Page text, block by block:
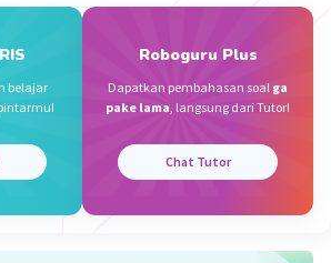
buatan merupakan kenampakan
dibuat manusia untuk membantu
hidupnya.
belajar
Roboguru Plus
Dapatkan pembahasan soal ga
pake lama, langsung dari Tutor!
Chat Tutor